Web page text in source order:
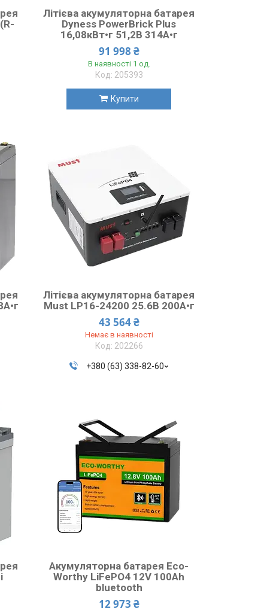
Літієва акумуляторна батарея
Dyness PowerBrick Plus
16,08кВт•г 51,2В 314А•г
91 998 ₴
В наявності 1 од.
205393
Купити
Літієва акумуляторна батарея
Must LP16-24200 25.6В 200А•г
43 564 ₴
Немає в наявності
202266
+380 (63) 338-82-60
Акумуляторна батарея Eco-
Worthy LiFePO4 12V 100Ah
bluetooth
12 973 ₴